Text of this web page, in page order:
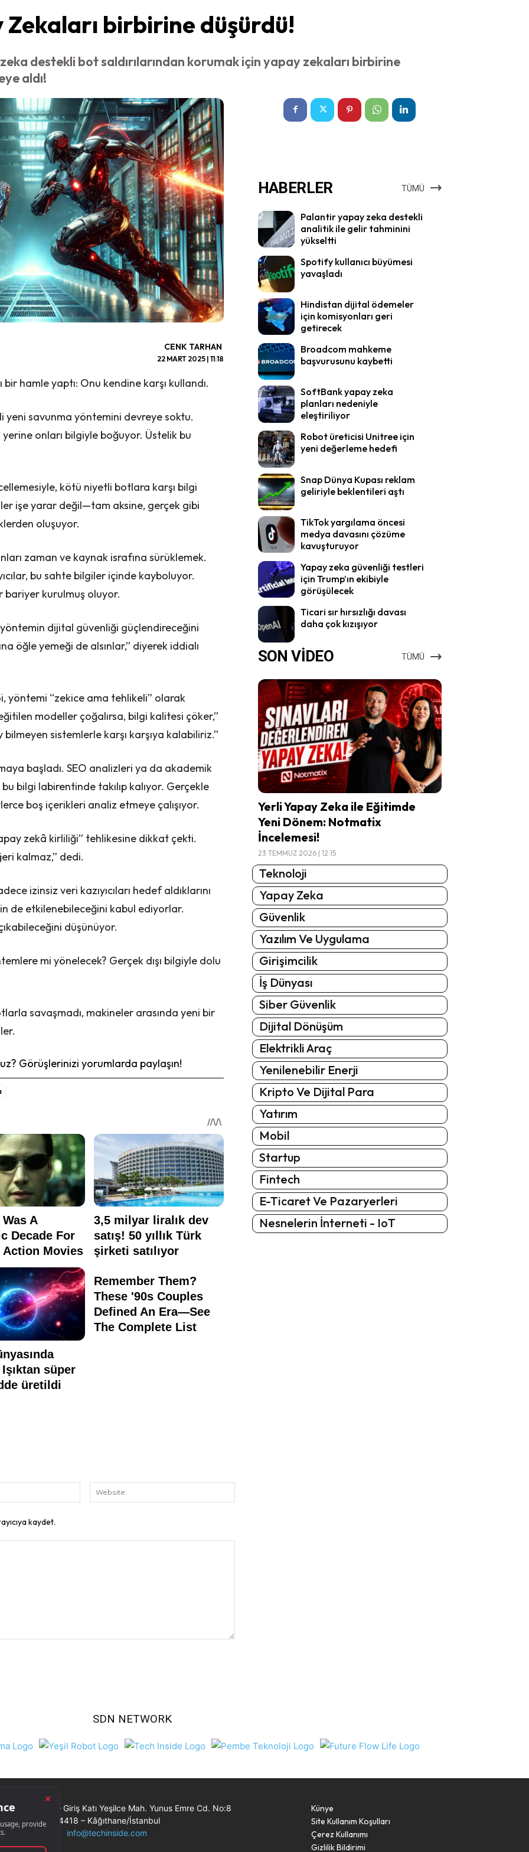
birbirine düşürdü!
destekli bot saldırılarından korumak için yapay zekaları birbirine
aldı!
CENK TARHAN
22 MART 2025 | 11:18
hamle yaptı: Onu kendine karşı kullandı.
yeni savunma yöntemini devreye soktu.
onları bilgiyle boğuyor. Üstelik bu
kötü niyetli botlara karşı bilgi
işe yarar değil—tam aksine, gerçek gibi
oluşuyor.
zaman ve kaynak israfına sürüklemek.
bu sahte bilgiler içinde kayboluyor.
bariyer kurulmuş oluyor.
dijital güvenliği güçlendireceğini
öğle yemeği de alsınlar,” diyerek iddialı
yöntemi “zekice ama tehlikeli” olarak
modeller çoğalırsa, bilgi kalitesi çöker,”
sistemlerle karşı karşıya kalabiliriz.”
başladı. SEO analizleri ya da akademik
bilgi labirentinde takılıp kalıyor. Gerçekle
boş içerikleri analiz etmeye çalışıyor.
zekâ kirliliği” tehlikesine dikkat çekti.
kalmaz,” dedi.
izinsiz veri kazıyıcıları hedef aldıklarını
de etkilenebileceğini kabul ediyorlar.
düşünüyor.
mi yönelecek? Gerçek dışı bilgiyle dolu
savaşmadı, makineler arasında yeni bir
Görüşlerinizi yorumlarda paylaşın!
HABERLER TÜMÜ
Palantir yapay zeka destekli
analitik ile gelir tahminini
yükseltti
Spotify kullanıcı büyümesi
yavaşladı
Hindistan dijital ödemeler
için komisyonları geri
getirecek
Broadcom mahkeme
başvurusunu kaybetti
SoftBank yapay zeka
planları nedeniyle
eleştiriliyor
Robot üreticisi Unitree için
yeni değerleme hedefi
Snap Dünya Kupası reklam
geliriyle beklentileri aştı
TikTok yargılama öncesi
medya davasını çözüme
kavuşturuyor
Yapay zeka güvenliği testleri
için Trump’ın ekibiyle
görüşülecek
Ticari sır hırsızlığı davası
daha çok kızışıyor
SON VİDEO TÜMÜ
Yerli Yapay Zeka ile Eğitimde
Yeni Dönem: Notmatix
İncelemesi!
23 TEMMUZ 2026 | 12:15
Teknoloji
Yapay Zeka
Güvenlik
Yazılım Ve Uygulama
Girişimcilik
İş Dünyası
Siber Güvenlik
Dijital Dönüşüm
Elektrikli Araç
Yenilenebilir Enerji
Kripto Ve Dijital Para
Yatırım
Mobil
Startup
Fintech
E-Ticaret Ve Pazaryerleri
Nesnelerin İnterneti - IoT
Posta:
kaydet.
SDN NETWORK
Merkezi – Giriş Katı Yeşilce Mah. Yunus Emre Cd. No:8
34418 – Kâğıthane/İstanbul
info@techinside.com
Künye
Site Kullanım Koşulları
Çerez Kullanımı
Gizlilik Bildirimi